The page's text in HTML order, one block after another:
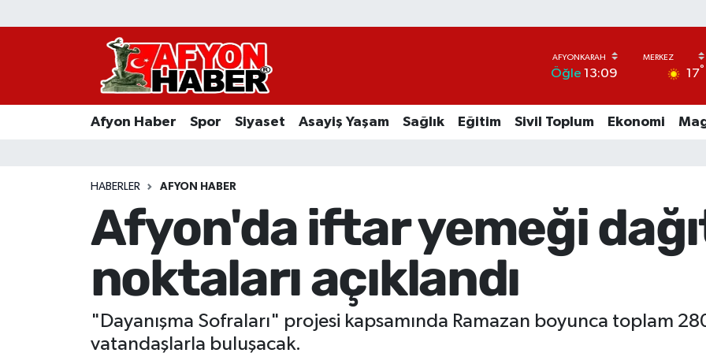
Öğle 13:09 17°
Afyon Haber Spor Siyaset Asayiş Yaşam Sağlık Eğitim Sivil Toplum Ekonomi
HABERLER AFYON HABER
Afyon'da iftar yemeği
noktaları açıklandı
"Dayanışma Sofraları" projesi kapsamında Ramazan boyunca toplam
vatandaşlarla buluşacak.
Afyon Haber
Asayiş Yaşam
Ekonomi